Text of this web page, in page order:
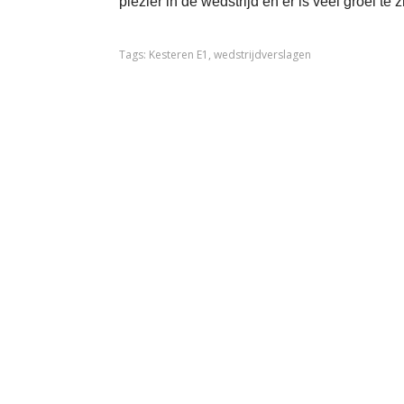
Tags: Kesteren E1 , wedstrijdverslagen